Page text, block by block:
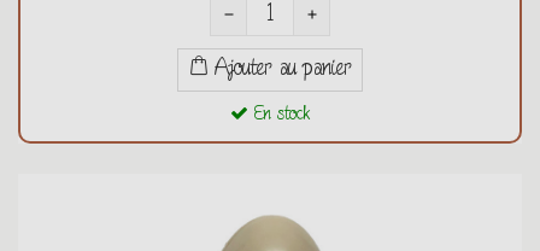
remove add
Ajouter au panier
En stock